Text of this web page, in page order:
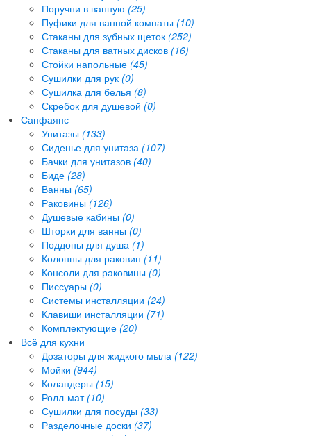
Поручни в ванную (25)
Пуфики для ванной комнаты (10)
Стаканы для зубных щеток (252)
Стаканы для ватных дисков (16)
Стойки напольные (45)
Сушилки для рук (0)
Сушилка для белья (8)
Скребок для душевой (0)
Санфаянс
Унитазы (133)
Сиденье для унитаза (107)
Бачки для унитазов (40)
Биде (28)
Ванны (65)
Раковины (126)
Душевые кабины (0)
Шторки для ванны (0)
Поддоны для душа (1)
Колонны для раковин (11)
Консоли для раковины (0)
Писсуары (0)
Системы инсталляции (24)
Клавиши инсталляции (71)
Комплектующие (20)
Всё для кухни
Дозаторы для жидкого мыла (122)
Мойки (944)
Коландеры (15)
Ролл-мат (10)
Сушилки для посуды (33)
Разделочные доски (37)